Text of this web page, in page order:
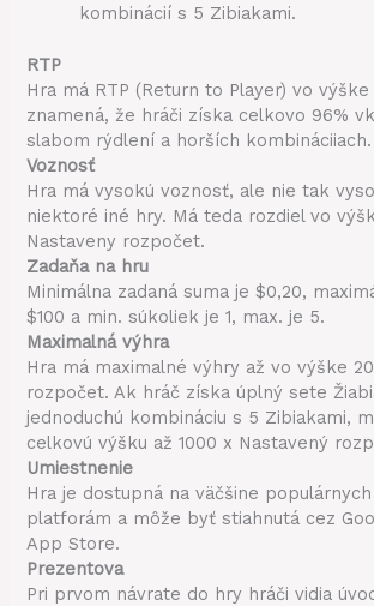
kombinácií s 5 Zibiakami.
RTP
Hra má RTP (Return to Player) vo
znamená, že hráči získa celkovo 96%
slabom rýdlení a horších kombináciiach.
Voznosť
Hra má vysokú voznosť, ale nie tak
niektoré iné hry. Má teda rozdiel vo
Nastaveny rozpočet.
Zadaňa na hru
Minimálna zadaná suma je $0,20,
$100 a min. súkoliek je 1, max. je 5.
Maximalná výhra
Hra má maximalné výhry až vo výške
rozpočet. Ak hráč získa úplný sete
jednoduchú kombináciu s 5 Zibiakami,
celkovú výšku až 1000 x Nastavený
Umiestnenie
Hra je dostupná na väčšine
platforám a môže byť stiahnutá cez
App Store.
Prezentova
Pri prvom návrate do hry hráči vidia